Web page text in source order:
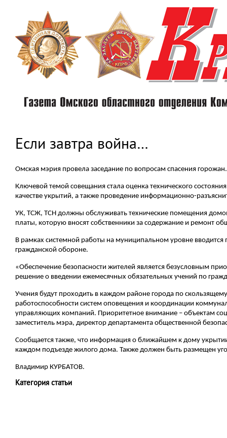
основному
содержанию
Если завтра война…
Омская мэрия провела заседание по вопросам спасения горожан.
Ключевой темой совещания стала оценка технического
качестве укрытий, а также проведение информационно-
УК, ТСЖ, ТСН должны обслуживать технические помещения
платы, которую вносят собственники за содержание и ремонт
В рамках системной работы на муниципальном уровне
гражданской обороне.
«Обеспечение безопасности жителей является безусловным
решение о введении ежемесячных обязательных учений по
Учения будут проходить в каждом районе города по
работоспособности систем оповещения и координации
управляющих компаний. Приоритетное внимание – объектам
заместитель мэра, директор департамента общественной
Сообщается также, что информация о ближайшем к дому
каждом подъезде жилого дома. Также должен быть размещен
Владимир КУРБАТОВ.
Категория статьи